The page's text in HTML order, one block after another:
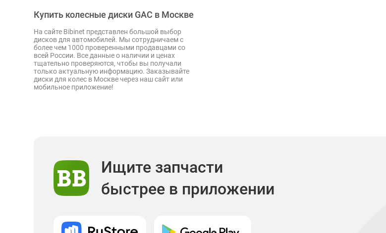
Купить колесные диски GAC в Москве
На сайте Bibinet представлен большой выбор
дисков для автомобилей. Мы сотрудничаем с
более чем 1000 проверенными продавцами со
всей России. Все данные о наличии и ценах
тщательно проверяются, чтобы вы получали
только актуальную информацию. Заказывайте
диски для колес в Москве через наш сайт или
мобильное приложение!
Ищите запчасти
быстрее в приложении